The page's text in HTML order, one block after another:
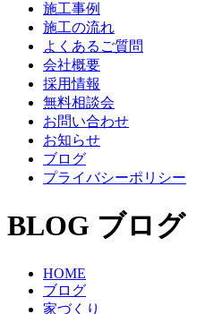
施工事例
施工の流れ
よくあるご質問
会社概要
採用情報
無料相談会
お問い合わせ
お知らせ
ブログ
プライバシーポリシー
BLOG ブログ
HOME
ブログ
家づくり